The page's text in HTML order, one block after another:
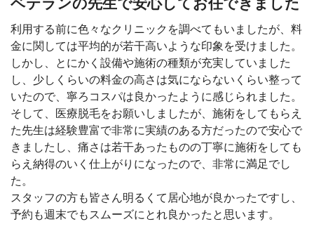
利用する前に色々なクリニックを調べてもいましたが、料
金に関しては平均的が若干高いような印象を受けました。
しかし、とにかく設備や施術の種類が充実していました
し、少しくらいの料金の高さは気にならないくらい整って
いたので、寧ろコスパは良かったように感じられました。
そして、医療脱毛をお願いしましたが、施術をしてもらえ
た先生は経験豊富で非常に実績のある方だったので安心で
きましたし、痛さは若干あったものの丁寧に施術をしても
らえ納得のいく仕上がりになったので、非常に満足でし
た。
スタッフの方も皆さん明るくて居心地が良かったですし、
予約も週末でもスムーズにとれ良かったと思います。